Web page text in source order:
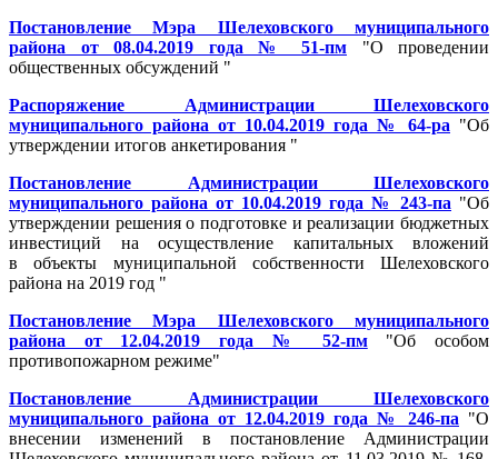
Постановление Мэра Шелеховского муниципального
района от 08.04.2019 года № 51-пм "О проведении
общественных обсуждений "
Распоряжение Администрации Шелеховского
муниципального района от 10.04.2019 года № 64-ра "Об
утверждении итогов анкетирования "
Постановление Администрации Шелеховского
муниципального района от 10.04.2019 года № 243-па "Об
утверждении решения о подготовке и реализации бюджетных
инвестиций на осуществление капитальных вложений
в объекты муниципальной собственности Шелеховского
района на 2019 год "
Постановление Мэра Шелеховского муниципального
района от 12.04.2019 года № 52-пм"Об особом
противопожарном режиме"
Постановление Администрации Шелеховского
муниципального района от 12.04.2019 года № 246-па "О
внесении изменений в постановление Администрации